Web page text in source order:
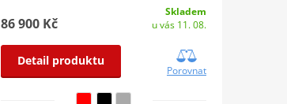
86 900 Kč
Skladem
u vás 11. 08.
Detail produktu
Porovnat